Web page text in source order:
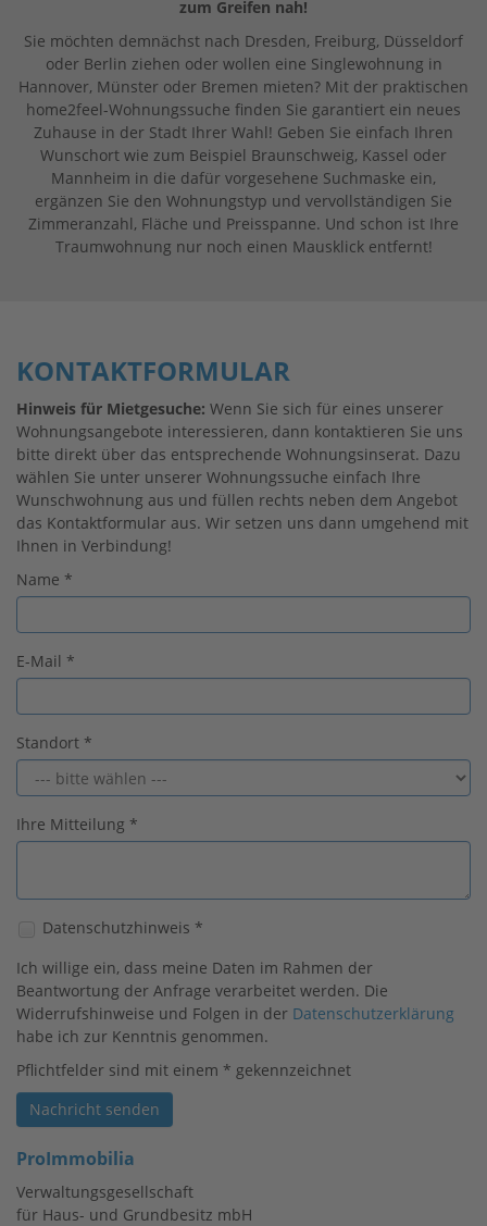
zum Greifen nah!
Sie möchten demnächst nach Dresden, Freiburg, Düsseldorf
oder Berlin ziehen oder wollen eine Singlewohnung in
Hannover, Münster oder Bremen mieten? Mit der praktischen
home2feel-Wohnungssuche finden Sie garantiert ein neues
Zuhause in der Stadt Ihrer Wahl! Geben Sie einfach Ihren
Wunschort wie zum Beispiel Braunschweig, Kassel oder
Mannheim in die dafür vorgesehene Suchmaske ein,
ergänzen Sie den Wohnungstyp und vervollständigen Sie
Zimmeranzahl, Fläche und Preisspanne. Und schon ist Ihre
Traumwohnung nur noch einen Mausklick entfernt!
KONTAKTFORMULAR
Hinweis für Mietgesuche: Wenn Sie sich für eines unserer
Wohnungsangebote interessieren, dann kontaktieren Sie uns
bitte direkt über das entsprechende Wohnungsinserat. Dazu
wählen Sie unter unserer Wohnungssuche einfach Ihre
Wunschwohnung aus und füllen rechts neben dem Angebot
das Kontaktformular aus. Wir setzen uns dann umgehend mit
Ihnen in Verbindung!
Name *
E-Mail *
Standort *
Ihre Mitteilung *
Datenschutzhinweis *
Ich willige ein, dass meine Daten im Rahmen der
Beantwortung der Anfrage verarbeitet werden. Die
Widerrufshinweise und Folgen in der Datenschutzerklärung
habe ich zur Kenntnis genommen.
Pflichtfelder sind mit einem * gekennzeichnet
Nachricht senden
ProImmobilia
Verwaltungsgesellschaft
für Haus- und Grundbesitz mbH